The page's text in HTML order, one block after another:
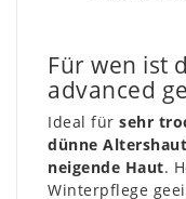
Für wen ist
advanced
Ideal für sehr
dünne
neigende Haut.
Winterpflege